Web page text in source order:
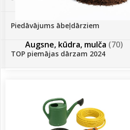
Piedāvājums ābeļdārziem
TOP piemājas dārzam 2024
Augsne, kūdra, mulča (70)